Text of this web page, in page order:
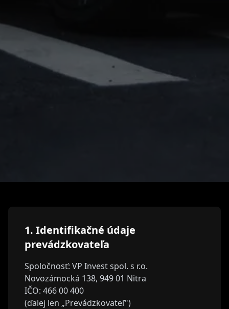
1. Identifikačné údaje
prevádzkovateľa
Spoločnosť: VP Invest spol. s r.o.
Novozámocká 138, 949 01 Nitra
IČO: 466 00 400
(ďalej len „Prevádzkovateľ")